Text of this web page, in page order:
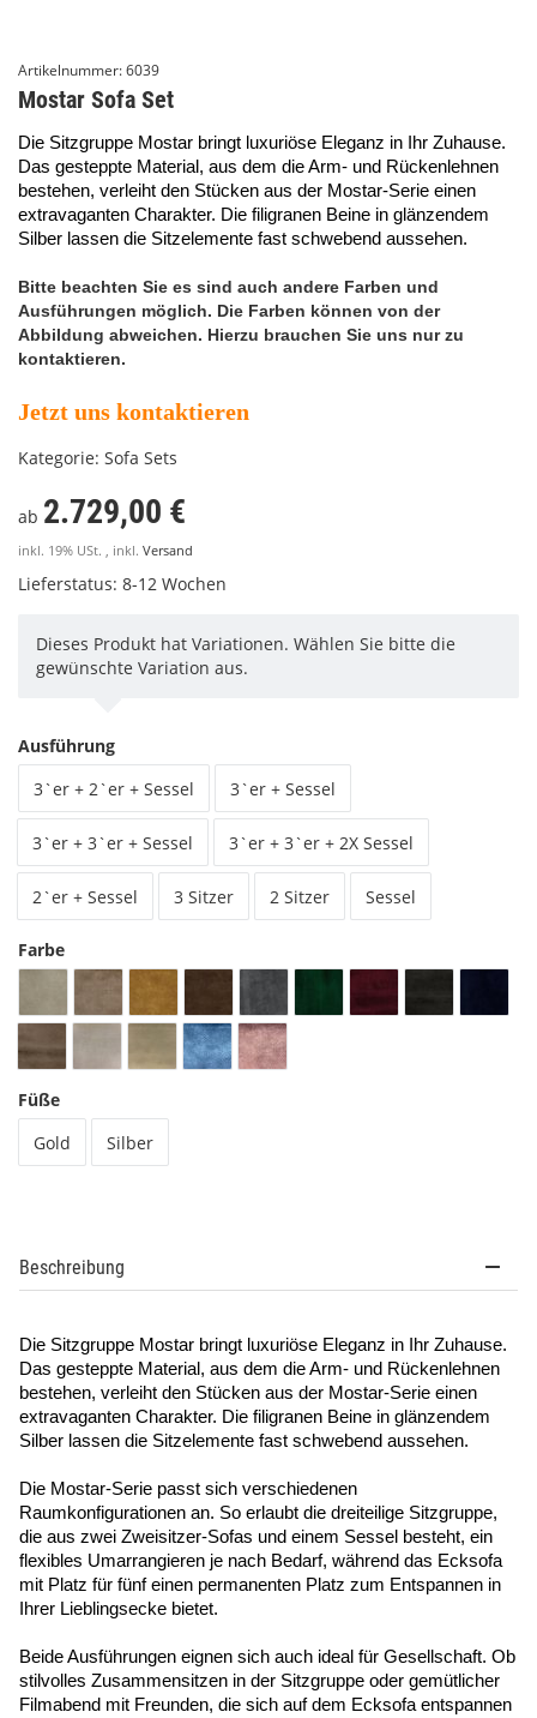
Artikelnummer:6039
Mostar Sofa Set
Die Sitzgruppe Mostar bringt luxuriöse Eleganz in Ihr Zuhause.
Das gesteppte Material, aus dem die Arm- und Rückenlehnen
bestehen, verleiht den Stücken aus der Mostar-Serie einen
extravaganten Charakter. Die filigranen Beine in glänzendem
Silber lassen die Sitzelemente fast schwebend aussehen.
Bitte beachten Sie es sind auch andere Farben und
Ausführungen möglich. Die Farben können von der
Abbildung abweichen. Hierzu brauchen Sie uns nur zu
kontaktieren.
Jetzt uns kontaktieren
Kategorie: Sofa Sets
ab 2.729,00 €
inkl. 19% USt. , inkl. Versand
Lieferstatus: 8-12 Wochen
Dieses Produkt hat Variationen. Wählen Sie bitte die
gewünschte Variation aus.
Ausführung
3`er + 2`er + Sessel
3`er + Sessel
3`er + 3`er + Sessel 3`er + 3`er + 2X Sessel
2`er + Sessel 3 Sitzer 2 Sitzer Sessel
Farbe
Füße
Gold
Silber
Beschreibung
Die Sitzgruppe Mostar bringt luxuriöse Eleganz in Ihr Zuhause.
Das gesteppte Material, aus dem die Arm- und Rückenlehnen
bestehen, verleiht den Stücken aus der Mostar-Serie einen
extravaganten Charakter. Die filigranen Beine in glänzendem
Silber lassen die Sitzelemente fast schwebend aussehen.
Die Mostar-Serie passt sich verschiedenen
Raumkonfigurationen an. So erlaubt die dreiteilige Sitzgruppe,
die aus zwei Zweisitzer-Sofas und einem Sessel besteht, ein
flexibles Umarrangieren je nach Bedarf, während das Ecksofa
mit Platz für fünf einen permanenten Platz zum Entspannen in
Ihrer Lieblingsecke bietet.
Beide Ausführungen eignen sich auch ideal für Gesellschaft. Ob
stilvolles Zusammensitzen in der Sitzgruppe oder gemütlicher
Filmabend mit Freunden, die sich auf dem Ecksofa entspannen